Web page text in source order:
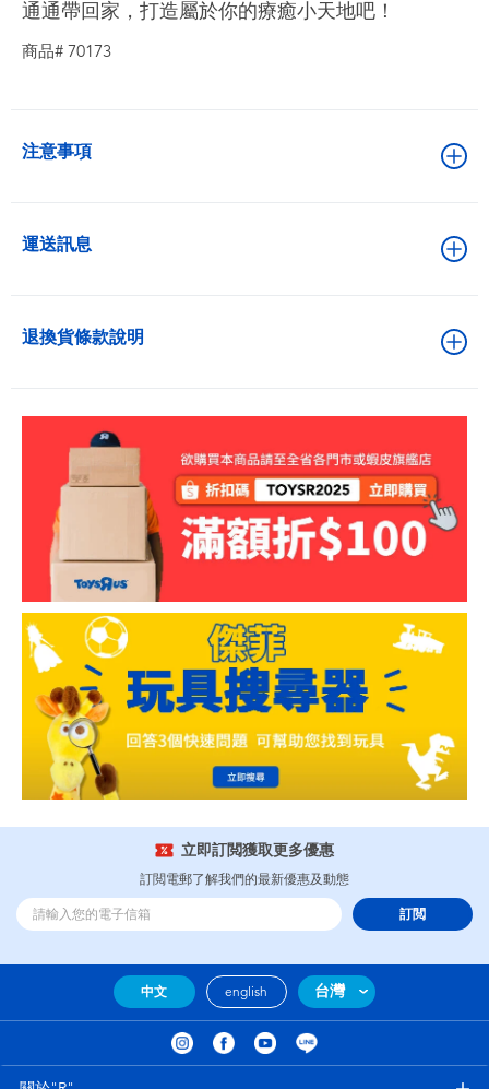
通通帶回家，打造屬於你的療癒小天地吧！
商品# 70173
注意事項
運送訊息
退換貨條款說明
立即訂閲獲取更多優惠
訂閲電郵了解我們的最新優惠及動態
訂閲
中文 english 台灣